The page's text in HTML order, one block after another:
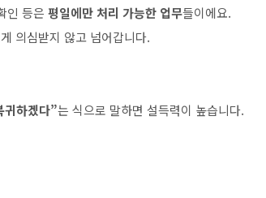
인 등은 평일에만 처리 가능한 업무들이에요.
의심받지 않고 넘어갑니다.
귀하겠다”는 식으로 말하면 설득력이 높습니다.